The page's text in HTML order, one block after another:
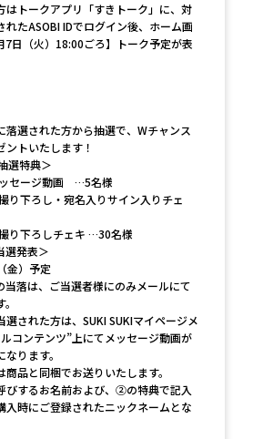
トークアプリ「すきトーク」に、対
れたASOBI IDでログイン後、ホーム画
7日（火）18:00ごろ】トーク予定が表
落選された方から抽選で、Wチャンス
ントいたします！
選特典＞
セージ動画 …5名様
り下ろし・宛名入りサイン入りチェ
り下ろしチェキ …30名様
選発表＞
金）予定
落は、ご当選者様にのみメールにて
された方は、SUKI SUKIマイページメ
コンテンツ”上にてメッセージ動画が
ります。
品と同梱でお送りいたします。
するお名前および、②の特典で記入
入時にご登録されたニックネームとな